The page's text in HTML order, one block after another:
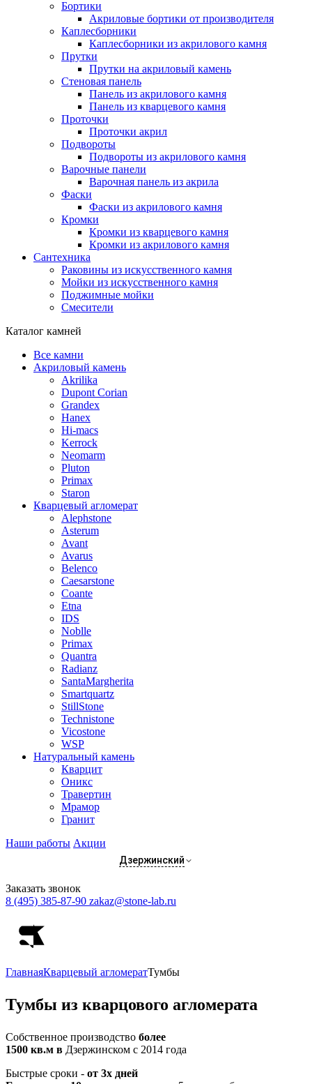
Бортики
Акриловые бортики от производителя
Каплесборники
Каплесборники из акрилового камня
Прутки
Прутки на акриловый камень
Стеновая панель
Панель из акрилового камня
Панель из кварцевого камня
Проточки
Проточки акрил
Подвороты
Подвороты из акрилового камня
Варочные панели
Варочная панель из акрила
Фаски
Фаски из акрилового камня
Кромки
Кромки из кварцевого камня
Кромки из акрилового камня
Сантехника
Раковины из искусственного камня
Мойки из искусственного камня
Поджимные мойки
Смесители
Каталог камней
Все камни
Акриловый камень
Akrilika
Dupont Corian
Grandex
Hanex
Hi-macs
Kerrock
Neomarm
Pluton
Primax
Staron
Кварцевый агломерат
Alephstone
Asterum
Avant
Avarus
Belenco
Caesarstone
Coante
Etna
IDS
Noblle
Primax
Quantra
Radianz
SantaMargherita
Smartquartz
StillStone
Technistone
Vicostone
WSP
Натуральный камень
Кварцит
Оникс
Травертин
Мрамор
Гранит
Наши работы Акции
Дзержинский
Заказать звонок
8 (495) 385-87-90 zakaz@stone-lab.ru
ГлавнаяКварцевый агломератТумбы
Тумбы из кварцового агломерата
Собственное производство более
1500 кв.м в Дзержинском с 2014 года
Быстрые сроки - от 3х дней